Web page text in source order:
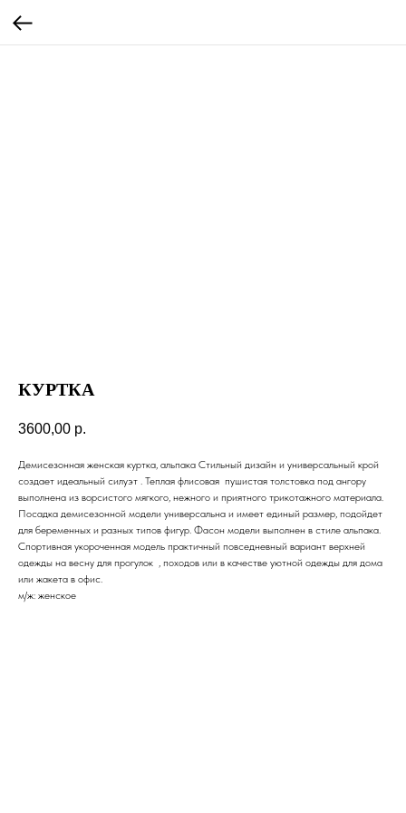
КУРТКА
3600,00 р.
Демисезонная женская куртка, альпака Стильный дизайн и универсальный крой
создает идеальный силуэт . Теплая флисовая пушистая толстовка под ангору
выполнена из ворсистого мягкого, нежного и приятного трикотажного материала.
Посадка демисезонной модели универсальна и имеет единый размер, подойдет
для беременных и разных типов фигур. Фасон модели выполнен в стиле альпака.
Спортивная укороченная модель практичный повседневный вариант верхней
одежды на весну для прогулок , походов или в качестве уютной одежды для дома
или жакета в офис.
м/ж: женское